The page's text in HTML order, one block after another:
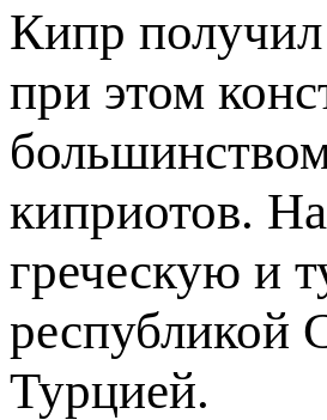
Кипр получил
при этом
киприотов.
греческую и
республикой
Турцией.